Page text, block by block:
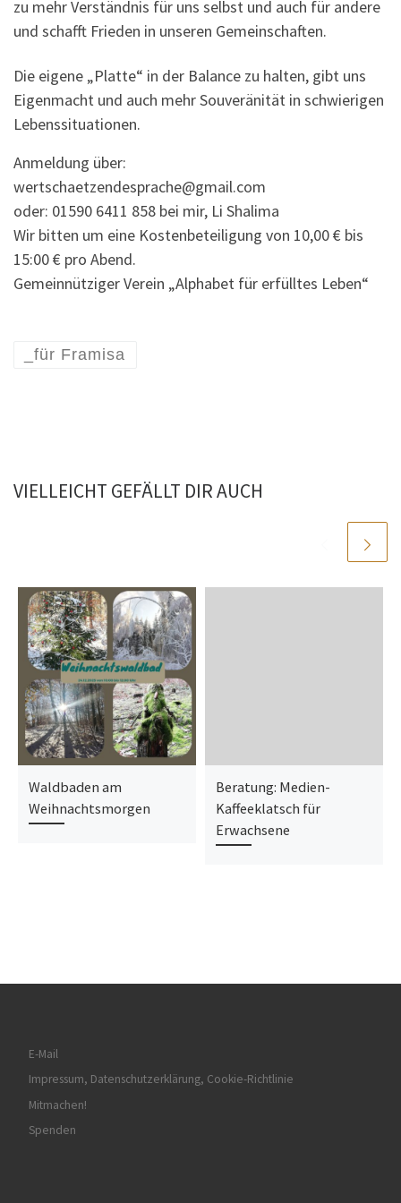
zu mehr Verständnis für uns selbst und auch für andere
und schafft Frieden in unseren Gemeinschaften.
Die eigene „Platte“ in der Balance zu halten, gibt uns
Eigenmacht und auch mehr Souveränität in schwierigen
Lebenssituationen.
Anmeldung über:
wertschaetzendesprache@gmail.com
oder: 01590 6411 858 bei mir, Li Shalima
Wir bitten um eine Kostenbeteiligung von 10,00 € bis
15:00 € pro Abend.
Gemeinnütziger Verein „Alphabet für erfülltes Leben“
_für Framisa
VIELLEICHT GEFÄLLT DIR AUCH
Waldbaden am
Weihnachtsmorgen
Beratung: Medien-
Kaffeeklatsch für
Erwachsene
E-Mail
Impressum, Datenschutzerklärung, Cookie-Richtlinie
Mitmachen!
Spenden